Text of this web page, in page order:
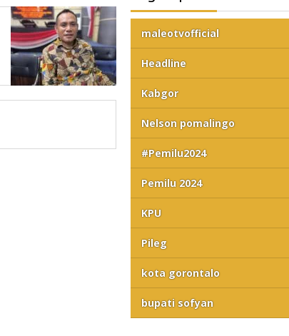
maleotvofficial
Headline
Kabgor
Nelson pomalingo
#Pemilu2024
Pemilu 2024
KPU
Pileg
kota gorontalo
bupati sofyan